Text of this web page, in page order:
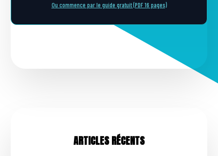
Ou commence par le guide gratuit (PDF 16 pages)
ARTICLES RÉCENTS